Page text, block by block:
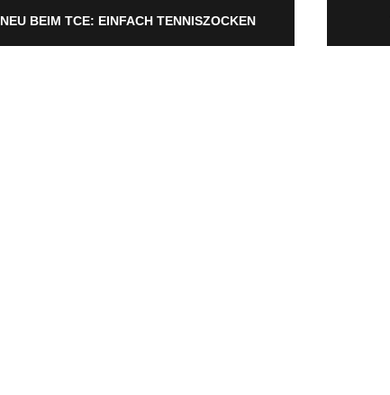
NEU BEIM TCE: EINFACH TENNISZOCKEN